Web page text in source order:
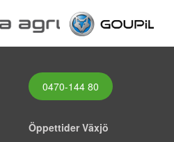
0470-144 80
Öppettider Växjö